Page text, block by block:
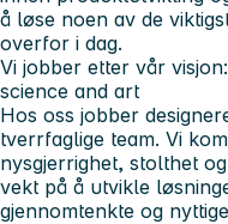
å løse noen av de
overfor i dag.
Vi jobber etter vår
science and art
Hos oss jobber
tverrfaglige team. Vi
nysgjerrighet, stolthet
vekt på å utvikle
gjennomtenkte og